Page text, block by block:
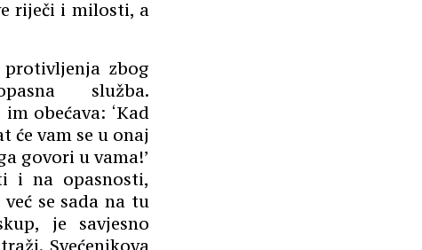
riječi i milosti, a
zbog
služba.
im obećava: ‘Kad
će vam se u onaj
govori u vama!’
i na opasnosti,
se sada na tu
je savjesno
Svećenikova